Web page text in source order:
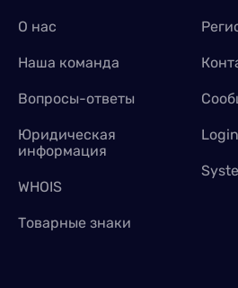
О нас
Наша команда
Вопросы-ответы
Юридическая
информация
WHOIS
Товарные знаки
Login